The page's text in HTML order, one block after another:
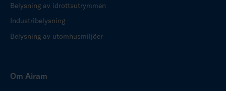
Belysning av idrottsutrymmen
Industribelysning
Belysning av utomhusmiljöer
Om Airam